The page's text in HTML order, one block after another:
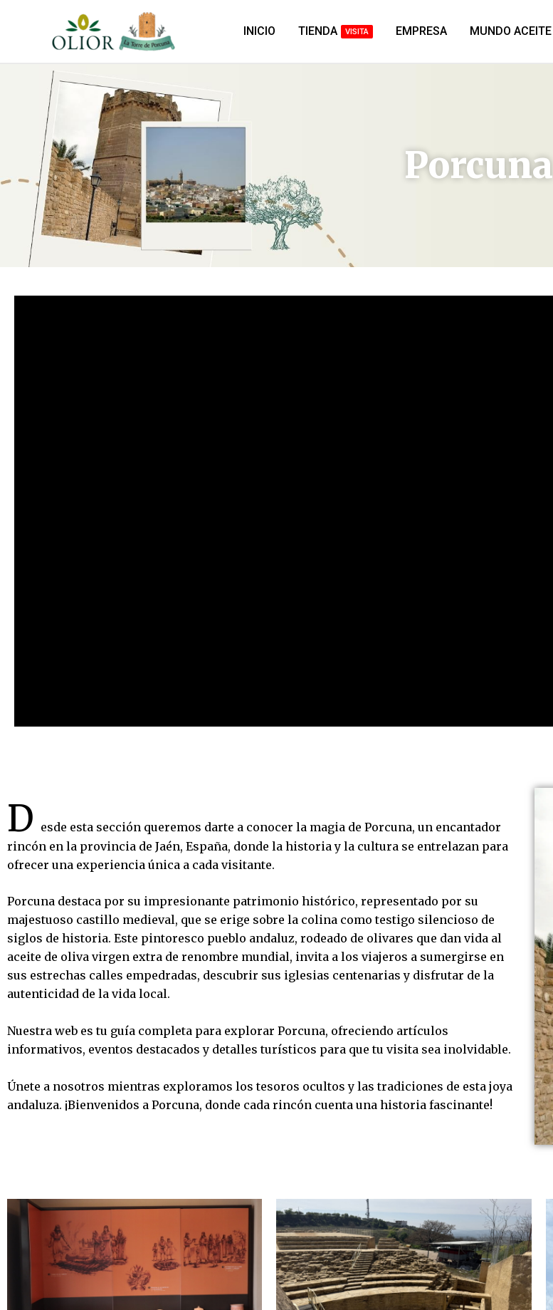
contenido
INICIO TIENDA VISITA EMPRESA MUNDO ACEITE
Porcuna
D esde esta sección queremos darte a conocer la magia de Porcuna, un encantador
rincón en la provincia de Jaén, España, donde la historia y la cultura se entrelazan para
ofrecer una experiencia única a cada visitante.
Porcuna destaca por su impresionante patrimonio histórico, representado por su
majestuoso castillo medieval, que se erige sobre la colina como testigo silencioso de
siglos de historia. Este pintoresco pueblo andaluz, rodeado de olivares que dan vida al
aceite de oliva virgen extra de renombre mundial, invita a los viajeros a sumergirse en
sus estrechas calles empedradas, descubrir sus iglesias centenarias y disfrutar de la
autenticidad de la vida local.
Nuestra web es tu guía completa para explorar Porcuna, ofreciendo artículos
informativos, eventos destacados y detalles turísticos para que tu visita sea inolvidable.
Únete a nosotros mientras exploramos los tesoros ocultos y las tradiciones de esta joya
andaluza. ¡Bienvenidos a Porcuna, donde cada rincón cuenta una historia fascinante!